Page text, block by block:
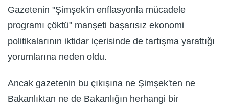
Gazetenin "Şimşek'in enflasyonla mücadele
programı çöktü" manşeti başarısız ekonomi
politikalarının iktidar içerisinde de tartışma yarattığı
yorumlarına neden oldu.
Ancak gazetenin bu çıkışına ne Şimşek'ten ne
Bakanlıktan ne de Bakanlığın herhangi bir